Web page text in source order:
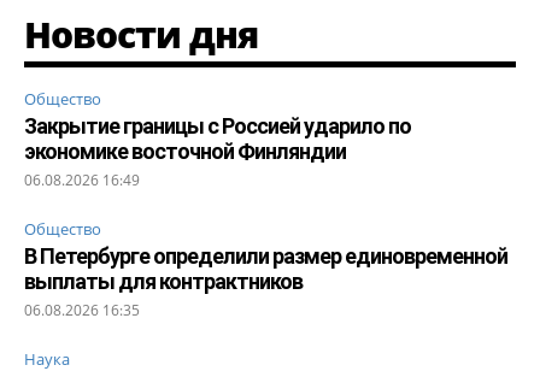
Новости дня
Общество
Закрытие границы с Россией ударило по
экономике восточной Финляндии
06.08.2026 16:49
Общество
В Петербурге определили размер единовременной
выплаты для контрактников
06.08.2026 16:35
Наука